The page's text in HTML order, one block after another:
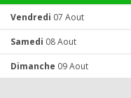
Vendredi 07 Aout
Samedi 08 Aout
Dimanche 09 Aout